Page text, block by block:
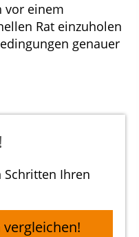
vor einem
Rat einzuholen
genauer
Schritten Ihren